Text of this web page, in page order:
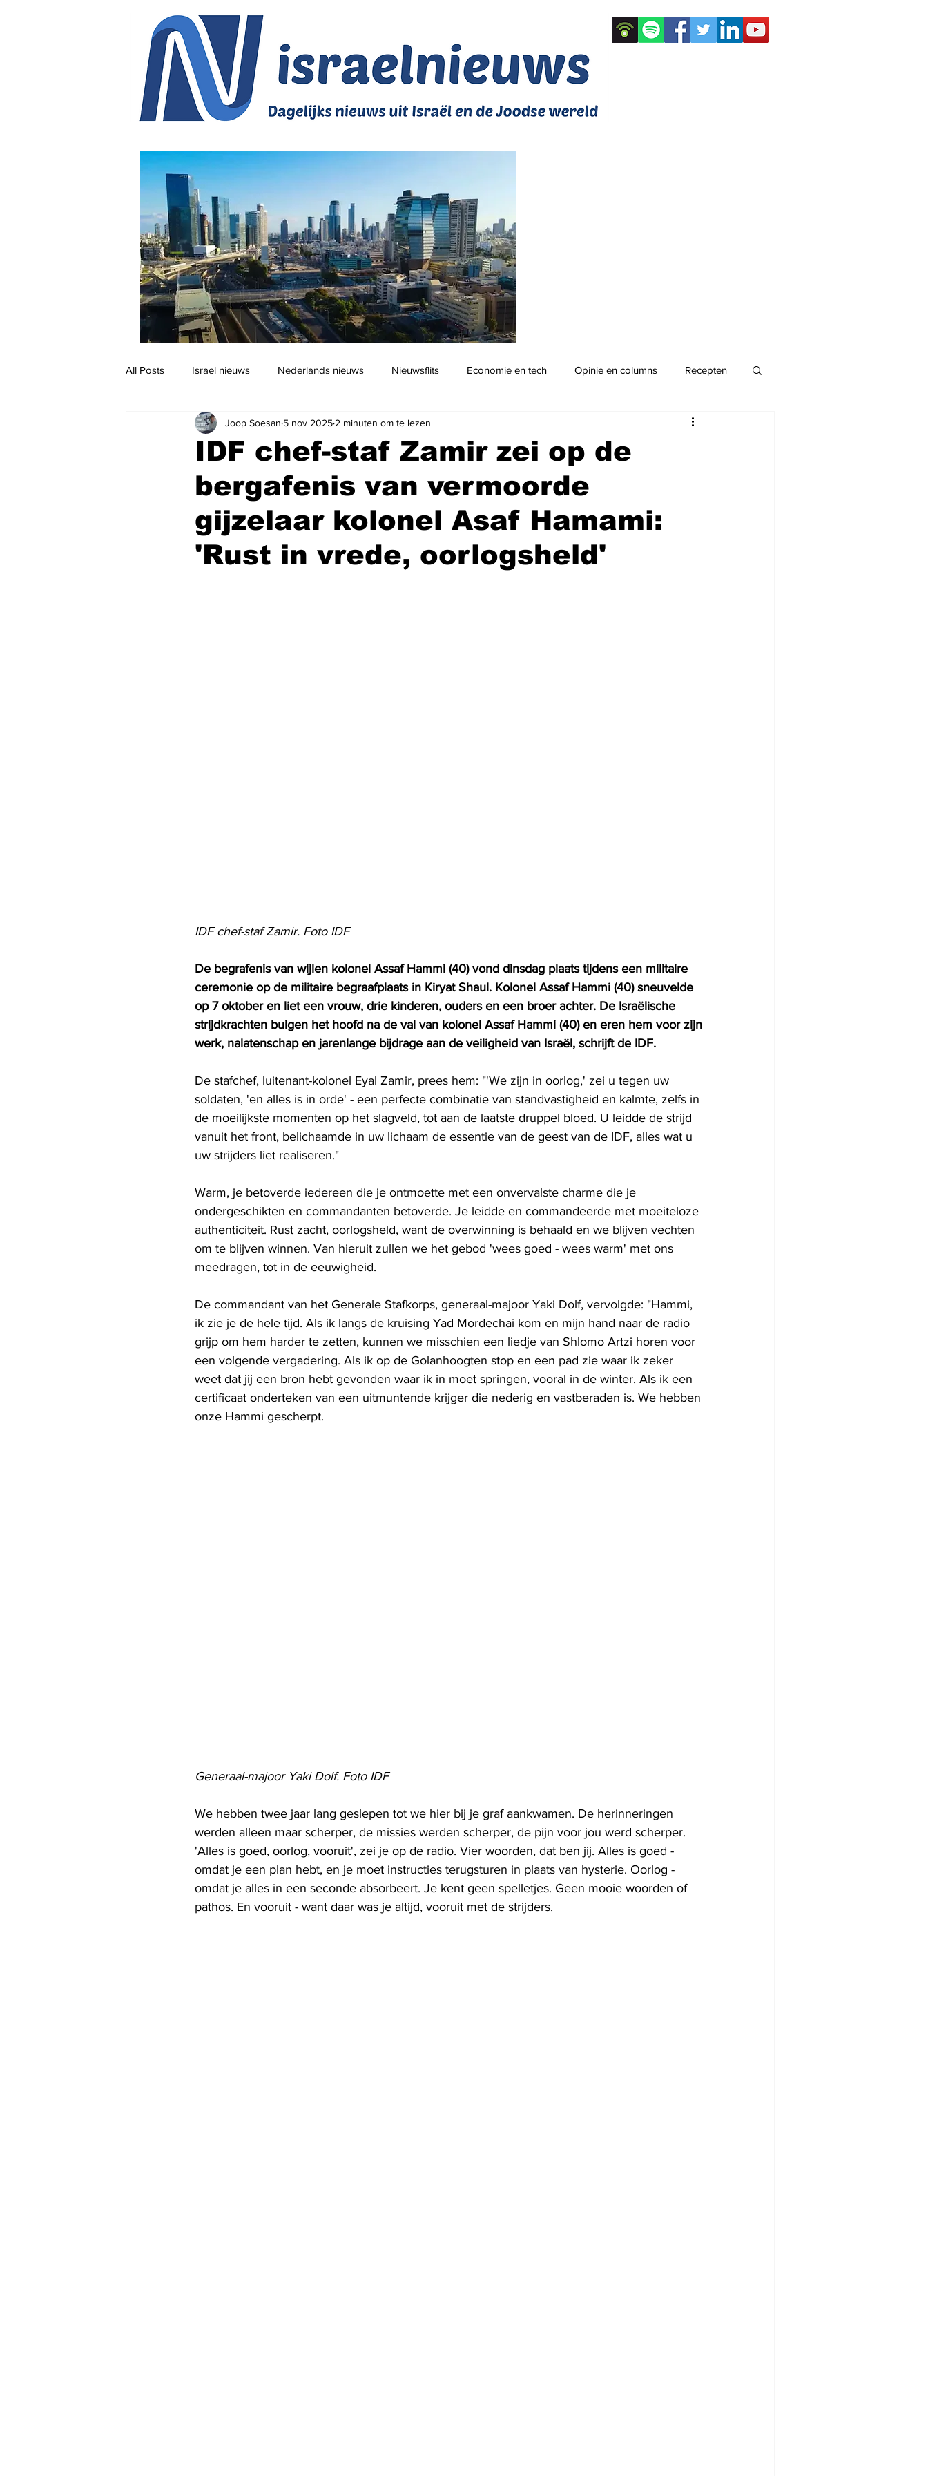
All Posts Israel nieuws Nederlands nieuws Nieuwsflits Economie en tech Opinie en columns Recepten
Jodendom en cultuur Podcast
IDF chef-staf Zamir zei op de
bergafenis van vermoorde
gijzelaar kolonel Asaf Hamami:
'Rust in vrede, oorlogsheld'
Joop Soesan 5 nov 2025 2 minuten om te lezen
IDF chef-staf Zamir. Foto IDF
De begrafenis van wijlen kolonel Assaf Hammi (40) vond dinsdag plaats tijdens een militaire
ceremonie op de militaire begraafplaats in Kiryat Shaul. Kolonel Assaf Hammi (40) sneuvelde
op 7 oktober en liet een vrouw, drie kinderen, ouders en een broer achter. De Israëlische
strijdkrachten buigen het hoofd na de val van kolonel Assaf Hammi (40) en eren hem voor zijn
werk, nalatenschap en jarenlange bijdrage aan de veiligheid van Israël, schrijft de IDF.
De stafchef, luitenant-kolonel Eyal Zamir, prees hem: "'We zijn in oorlog,' zei u tegen uw
soldaten, 'en alles is in orde' - een perfecte combinatie van standvastigheid en kalmte, zelfs in
de moeilijkste momenten op het slagveld, tot aan de laatste druppel bloed. U leidde de strijd
vanuit het front, belichaamde in uw lichaam de essentie van de geest van de IDF, alles wat u
uw strijders liet realiseren."
Warm, je betoverde iedereen die je ontmoette met een onvervalste charme die je
ondergeschikten en commandanten betoverde. Je leidde en commandeerde met moeiteloze
authenticiteit. Rust zacht, oorlogsheld, want de overwinning is behaald en we blijven vechten
om te blijven winnen. Van hieruit zullen we het gebod 'wees goed - wees warm' met ons
meedragen, tot in de eeuwigheid.
De commandant van het Generale Stafkorps, generaal-majoor Yaki Dolf, vervolgde: "Hammi,
ik zie je de hele tijd. Als ik langs de kruising Yad Mordechai kom en mijn hand naar de radio
grijp om hem harder te zetten, kunnen we misschien een liedje van Shlomo Artzi horen voor
een volgende vergadering. Als ik op de Golanhoogten stop en een pad zie waar ik zeker
weet dat jij een bron hebt gevonden waar ik in moet springen, vooral in de winter. Als ik een
certificaat onderteken van een uitmuntende krijger die nederig en vastberaden is. We hebben
onze Hammi gescherpt.
Generaal-majoor Yaki Dolf. Foto IDF
We hebben twee jaar lang geslepen tot we hier bij je graf aankwamen. De herinneringen
werden alleen maar scherper, de missies werden scherper, de pijn voor jou werd scherper.
'Alles is goed, oorlog, vooruit', zei je op de radio. Vier woorden, dat ben jij. Alles is goed -
omdat je een plan hebt, en je moet instructies terugsturen in plaats van hysterie. Oorlog -
omdat je alles in een seconde absorbeert. Je kent geen spelletjes. Geen mooie woorden of
pathos. En vooruit - want daar was je altijd, vooruit met de strijders.